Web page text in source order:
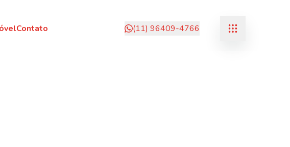
Contato (11) 96409-4766